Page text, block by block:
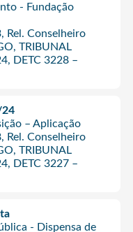
- Fundação
Rel. Conselheiro
TRIBUNAL
DETC 3228 –
24
– Aplicação
Rel. Conselheiro
TRIBUNAL
DETC 3227 –
- Dispensa de